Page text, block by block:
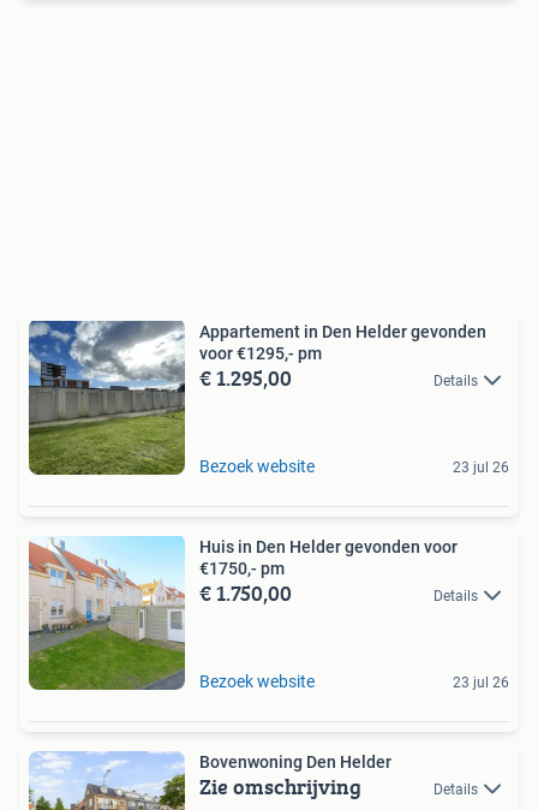
Appartement in Den Helder gevonden
voor €1295,- pm
€ 1.295,00 Details
Bezoek website 23 jul 26
Huis in Den Helder gevonden voor
€1750,- pm
€ 1.750,00 Details
Bezoek website 23 jul 26
Bovenwoning Den Helder
Zie omschrijving Details